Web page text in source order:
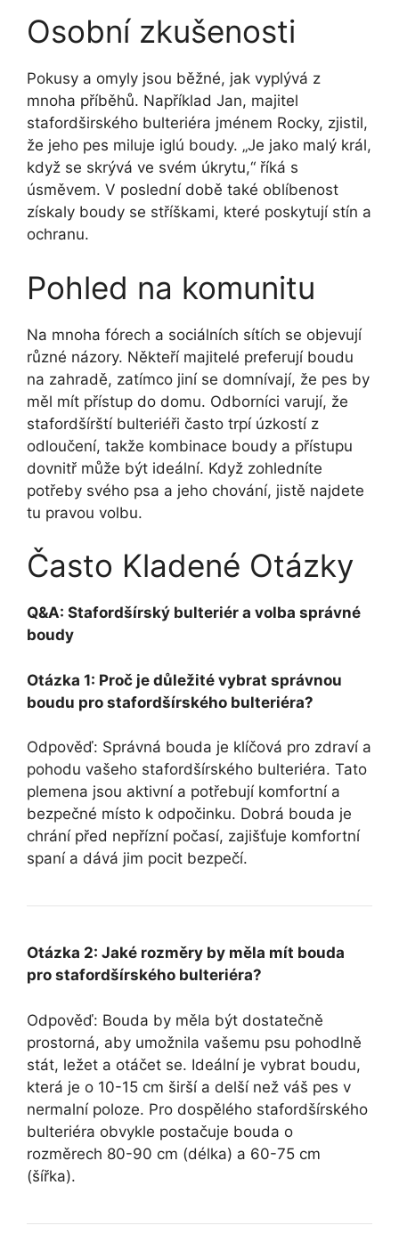
Osobní zkušenosti
Pokusy a omyly jsou běžné, jak vyplývá z
mnoha příběhů. Například Jan, majitel
stafordširského bulteriéra jménem Rocky, zjistil,
že jeho pes miluje iglú boudy. „Je jako malý král,
když se skrývá ve svém úkrytu,“ říká s
úsměvem. V poslední době také oblíbenost
získaly boudy se stříškami, které poskytují stín a
ochranu.
Pohled na komunitu
Na mnoha fórech a sociálních sítích se objevují
různé názory. Někteří majitelé preferují boudu
na zahradě, zatímco jiní se domnívají, že pes by
měl mít přístup do domu. Odborníci varují, že
stafordšírští bulteriéři často trpí úzkostí z
odloučení, takže kombinace boudy a přístupu
dovnitř může být ideální. Když zohledníte
potřeby svého psa a jeho chování, jistě najdete
tu pravou volbu.
Často Kladené Otázky
Q&A: Stafordšírský bulteriér a volba správné
boudy
Otázka 1: Proč je důležité vybrat správnou
boudu pro stafordšírského bulteriéra?
Odpověď: Správná bouda je klíčová pro zdraví a
pohodu vašeho stafordšírského bulteriéra. Tato
plemena jsou aktivní a potřebují komfortní a
bezpečné místo k odpočinku. Dobrá bouda je
chrání před nepřízní počasí, zajišťuje komfortní
spaní a dává jim pocit bezpečí.
Otázka 2: Jaké rozměry by měla mít bouda
pro stafordšírského bulteriéra?
Odpověď: Bouda by měla být dostatečně
prostorná, aby umožnila vašemu psu pohodlně
stát, ležet a otáčet se. Ideální je vybrat boudu,
která je o 10-15 cm širší a delší než váš pes v
nermalní poloze. Pro dospělého stafordšírského
bulteriéra obvykle postačuje bouda o
rozměrech 80-90 cm (délka) a 60-75 cm
(šířka).